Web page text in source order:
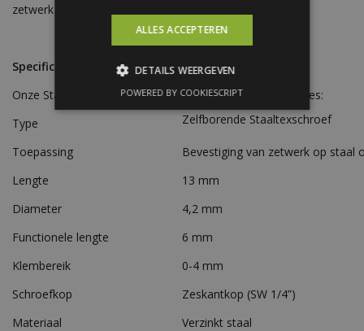
zetwerk of de beplating.
Specificaties
Onze Staaltex-schroeven hebben de volgende specificaties:
Type
Zelfborende Staaltexschroef
Toepassing
Bevestiging van zetwerk op staal
Lengte
13 mm
Diameter
4,2 mm
Functionele lengte
6 mm
Klembereik
0-4 mm
Schroefkop
Zeskantkop (SW 1/4”)
Materiaal
Verzinkt staal
ALLES ACCEPTEREN
DETAILS WEERGEVEN
POWERED BY COOKIESCRIPT